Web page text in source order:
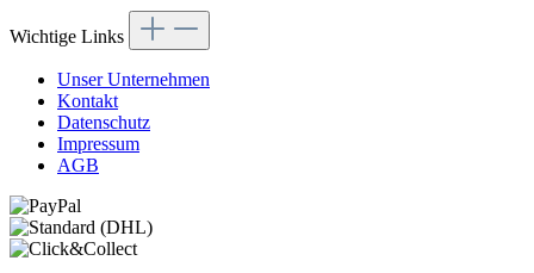
Wichtige Links
Unser Unternehmen
Kontakt
Datenschutz
Impressum
AGB